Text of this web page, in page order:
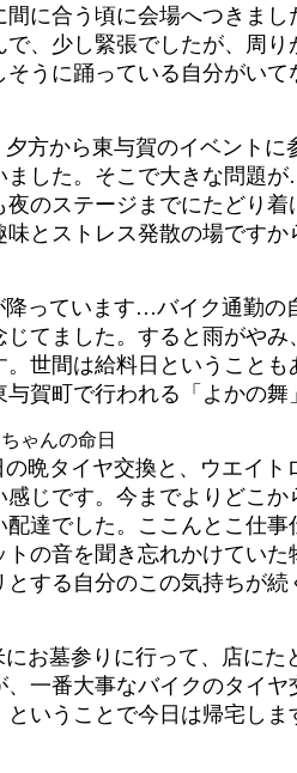
間に合う頃に会場へつきま
で、少し緊張でしたが、周
うに踊っている自分がいて
方から東与賀のイベント
ました。そこで大きな問題
夜のステージまでにたどり
とストレス発散の場ですか
っています…バイク通勤の
じてました。すると雨がや
世間は給料日ということ
賀町で行われる「よかの
んの命日
晩タイヤ交換と、ウエイ
感じです。今までよりどこ
達でした。ここんとこ仕
の音を聞き忘れかけてい
する自分のこの気持ちが続
お墓参りに行って、店に
、一番大事なバイクのタイ
いうことで今日は帰宅しま